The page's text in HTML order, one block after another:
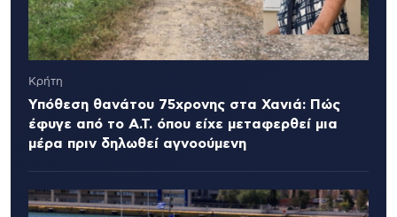
Κρήτη
Υπόθεση θανάτου 75χρονης στα Χανιά: Πώς
έφυγε από το Α.Τ. όπου είχε μεταφερθεί μια
μέρα πριν δηλωθεί αγνοούμενη